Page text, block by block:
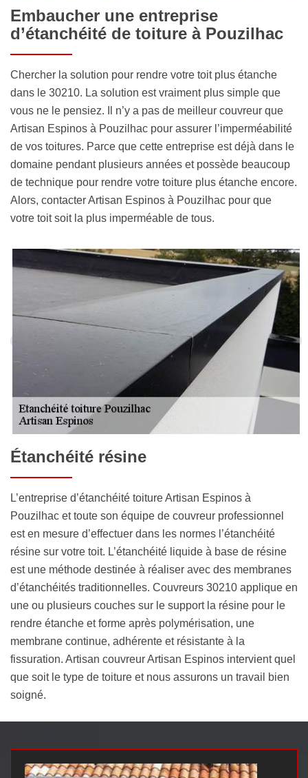
Embaucher une entreprise
d’étanchéité de toiture à Pouzilhac
Chercher la solution pour rendre votre toit plus étanche
dans le 30210. La solution est vraiment plus simple que
vous ne le pensiez. Il n’y a pas de meilleur couvreur que
Artisan Espinos à Pouzilhac pour assurer l’imperméabilité
de vos toitures. Parce que cette entreprise est déjà dans le
domaine pendant plusieurs années et possède beaucoup
de technique pour rendre votre toiture plus étanche encore.
Alors, contacter Artisan Espinos à Pouzilhac pour que
votre toit soit la plus imperméable de tous.
Étanchéité résine
L’entreprise d’étanchéité toiture Artisan Espinos à
Pouzilhac et toute son équipe de couvreur professionnel
est en mesure d’effectuer dans les normes l’étanchéité
résine sur votre toit. L’étanchéité liquide à base de résine
est une méthode destinée à réaliser avec des membranes
d’étanchéités traditionnelles. Couvreurs 30210 applique en
une ou plusieurs couches sur le support la résine pour le
rendre étanche et forme après polymérisation, une
membrane continue, adhérente et résistante à la
fissuration. Artisan couvreur Artisan Espinos intervient quel
que soit le type de toiture et nous assurons un travail bien
soigné.